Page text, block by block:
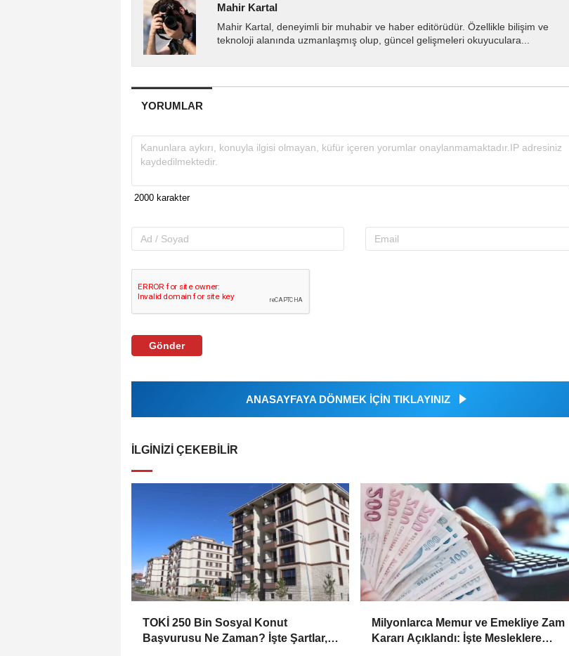
Mahir Kartal
Mahir Kartal, deneyimli bir muhabir ve haber editörüdür. Özellikle bilişim ve
teknoloji alanında uzmanlaşmış olup, güncel gelişmeleri okuyuculara...
YORUMLAR
Gönder
ANASAYFAYA DÖNMEK İÇİN TIKLAYINIZ
İLGINIZI ÇEKEBILIR
TOKİ 250 Bin Sosyal Konut
Başvurusu Ne Zaman? İşte Şartlar,
Milyonlarca Memur ve Emekliye Zam
Kararı Açıklandı: İşte Mesleklere